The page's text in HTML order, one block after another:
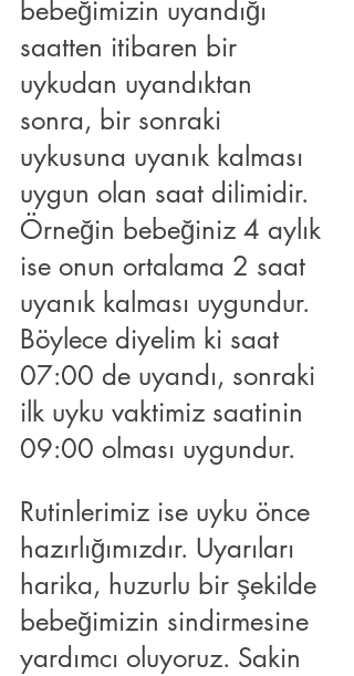
bebeğimizin uyandığı
saatten itibaren bir
uykudan uyandıktan
sonra, bir sonraki
uykusuna uyanık kalması
uygun olan saat dilimidir.
Örneğin bebeğiniz 4 aylık
ise onun ortalama 2 saat
uyanık kalması uygundur.
Böylece diyelim ki saat
07:00 de uyandı, sonraki
ilk uyku vaktimiz saatinin
09:00 olması uygundur.
Rutinlerimiz ise uyku önce
hazırlığımızdır. Uyarıları
harika, huzurlu bir şekilde
bebeğimizin sindirmesine
yardımcı oluyoruz. Sakin